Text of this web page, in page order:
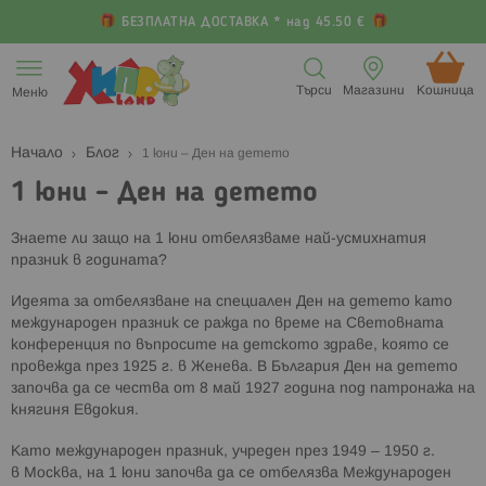
БЕЗПЛАТНА ДОСТАВКА * над 45.50 €
към
съдържанието
Меню Кошница (
Магазини
Търси
Начало Блог 1 юни – Ден на детето
1 юни – Ден на детето
Знаете ли защо на 1 юни отбелязваме най-усмихнатия
празник в годината?
Идеята за отбелязване на специален Ден на детето като
международен празник се ражда по време на Световната
конференция по въпросите на детското здраве, която се
провежда през 1925 г. в Женева. В България Ден на детето
започва да се чества от 8 май 1927 година под патронажа на
княгиня Евдокия.
Като международен празник, учреден през 1949 – 1950 г.
в Москва, на 1 юни започва да се отбелязва Международен